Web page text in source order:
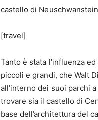
castello di
[travel]
Tanto è stata l’influenza
piccoli e grandi, che Walt
all’interno dei suoi parchi
trovare sia il castello di
base dell’architettura del